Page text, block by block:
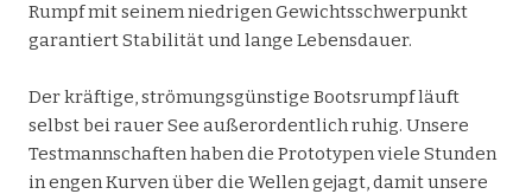
Rumpf mit seinem niedrigen Gewichtsschwerpunkt
garantiert Stabilität und lange Lebensdauer.
Der kräftige, strömungsgünstige Bootsrumpf läuft
selbst bei rauer See außerordentlich ruhig. Unsere
Testmannschaften haben die Prototypen viele Stunden
in engen Kurven über die Wellen gejagt, damit unsere